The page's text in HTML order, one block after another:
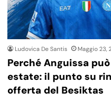
Ludovica De Santis Maggio 23,
Perché Anguissa
estate: il punto su
offerta del Besiktas